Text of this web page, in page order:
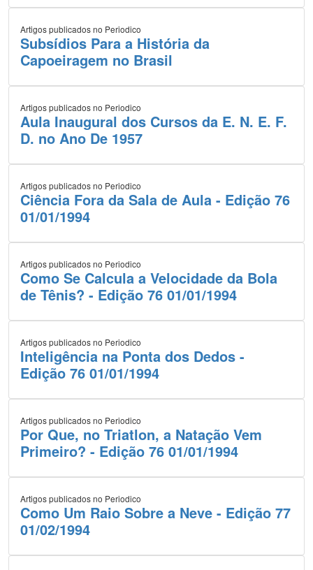
Artigos publicados no Periodico
Subsídios Para a História da
Capoeiragem no Brasil
Artigos publicados no Periodico
Aula Inaugural dos Cursos da E. N. E. F.
D. no Ano De 1957
Artigos publicados no Periodico
Ciência Fora da Sala de Aula - Edição 76
01/01/1994
Artigos publicados no Periodico
Como Se Calcula a Velocidade da Bola
de Tênis? - Edição 76 01/01/1994
Artigos publicados no Periodico
Inteligência na Ponta dos Dedos -
Edição 76 01/01/1994
Artigos publicados no Periodico
Por Que, no Triatlon, a Natação Vem
Primeiro? - Edição 76 01/01/1994
Artigos publicados no Periodico
Como Um Raio Sobre a Neve - Edição 77
01/02/1994